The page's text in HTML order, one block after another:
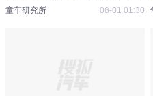
椅更香的出行神器
童车研究所 08-01 01:30